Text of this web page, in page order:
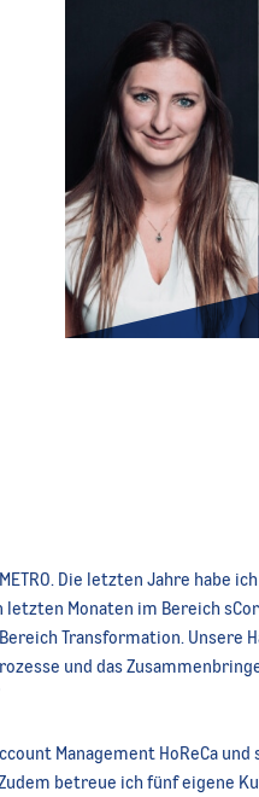
Die letzten Jahre habe
Monaten im Bereich
Transformation. Unsere
und das
Management HoReCa
betreue ich fünf eigene